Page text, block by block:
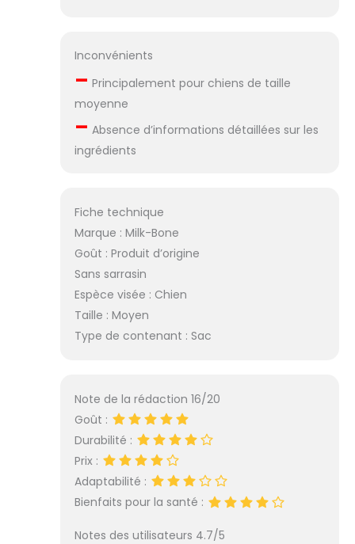
Inconvénients
– Principalement pour chiens de taille
moyenne
– Absence d’informations détaillées sur les
ingrédients
Fiche technique
Marque : Milk-Bone
Goût : Produit d’origine
Sans sarrasin
Espèce visée : Chien
Taille : Moyen
Type de contenant : Sac
Note de la rédaction 16/20
Goût :
Durabilité :
Prix :
Adaptabilité :
Bienfaits pour la santé :
Notes des utilisateurs 4.7/5